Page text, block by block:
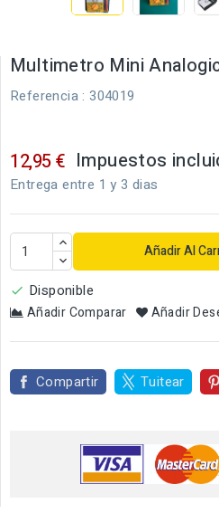
Multimetro Mini
Referencia : 304019
12,95 € Impuestos
Entrega entre 1 y 3 dias
Añadir Al
 Disponible
Añadir Comparar Añadir
Compartir Tuitear